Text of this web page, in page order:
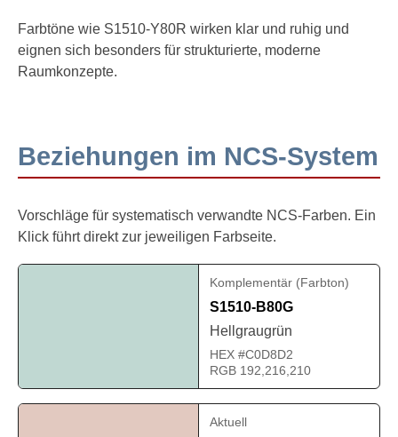
Farbtöne wie S1510-Y80R wirken klar und ruhig und
eignen sich besonders für strukturierte, moderne
Raumkonzepte.
Beziehungen im NCS-System
Vorschläge für systematisch verwandte NCS-Farben. Ein
Klick führt direkt zur jeweiligen Farbseite.
Komplementär (Farbton)
S1510-B80G
Hellgraugrün
HEX #C0D8D2
RGB 192,216,210
Aktuell